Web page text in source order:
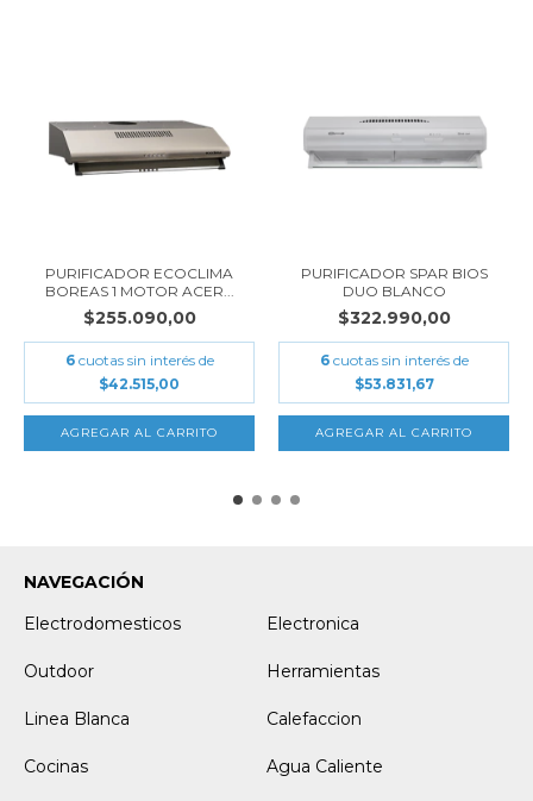
PURIFICADOR ECOCLIMA
BOREAS 1 MOTOR ACER...
$255.090,00
6 cuotas sin interés de
$42.515,00
PURIFICADOR SPAR BIOS
DUO BLANCO
$322.990,00
6 cuotas sin interés de
$53.831,67
NAVEGACIÓN
Electrodomesticos
Electronica
Outdoor Herramientas
Linea Blanca Calefaccion
Cocinas Agua Caliente